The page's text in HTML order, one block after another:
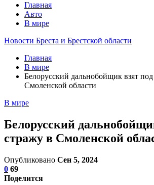
Главная
Авто
В мире
Новости Бреста и Брестской области
Главная
В мире
Белорусский дальнобойщик взят
Смоленской области
В мире
Белорусский
стражу в Смоленской
Опубликовано Сен 5, 2024
0 69
Поделится